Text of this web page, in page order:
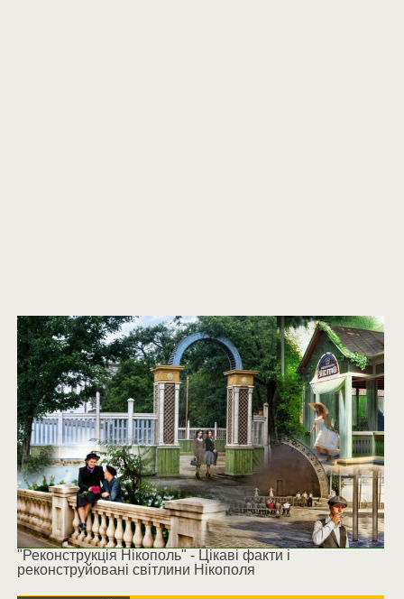
"Реконструкція Нікополь" - Цікаві факти і
реконструйовані світлини Нікополя